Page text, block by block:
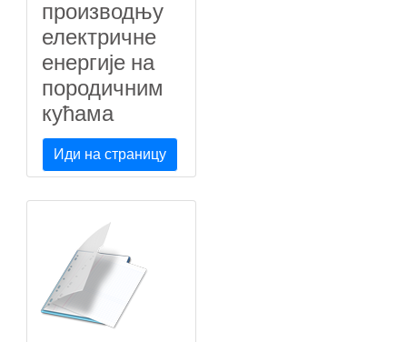
производњу
електричне
енергије на
породичним
кућама
Иди на страницу